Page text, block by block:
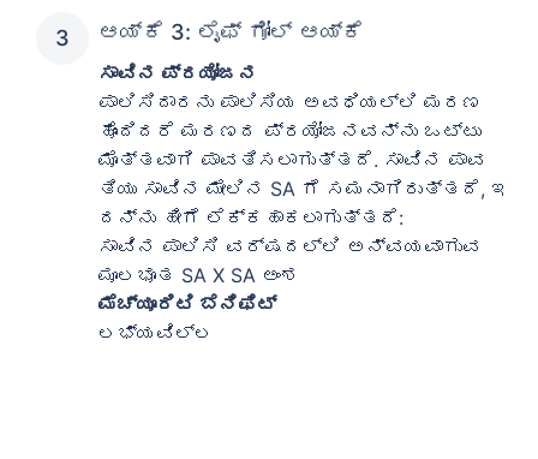
ಆಯ್ಕೆ 3: ಲೈಫ್ ಗೋಲ್ ಆಯ್ಕೆ
ಸಾವಿನ ಪ್ರಯೋಜನ
ಪಾಲಿಸಿದಾರನು ಪಾಲಿಸಿಯ ಅವಧಿಯಲ್ಲಿ ಮರಣ
ಹೊಂದಿದರೆ ಮರಣದ ಪ್ರಯೋಜನವನ್ನು ಒಟ್ಟು
ಮೊತ್ತವಾಗಿ ಪಾವತಿಸಲಾಗುತ್ತದೆ. ಸಾವಿನ ಪಾವ
ತಿಯು ಸಾವಿನ ಮೇಲಿನ SA ಗೆ ಸಮನಾಗಿರುತ್ತದೆ, ಇ
ದನ್ನು ಹೀಗೆ ಲೆಕ್ಕಹಾಕಲಾಗುತ್ತದೆ:
ಸಾವಿನ ಪಾಲಿಸಿ ವರ್ಷದಲ್ಲಿ ಅನ್ವಯವಾಗುವ
ಮೂಲಭೂತ SA X SA ಅಂಶ
ಮೆಚ್ಯೂರಿಟಿ ಬೆನಿಫಿಟ್
ಲಭ್ಯವಿಲ್ಲ